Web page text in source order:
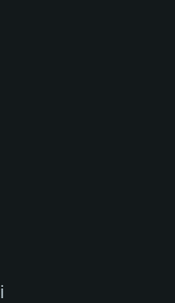
11:
(nie